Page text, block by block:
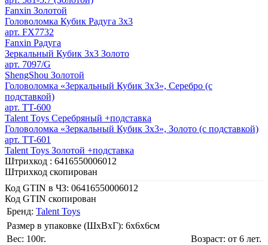
Fanxin Золотой
Головоломка Кубик Радуга 3х3
арт. FX7732
Fanxin Радуга
Зеркальный Кубик 3х3 Золото
арт. 7097/G
ShengShou Золотой
Головоломка «Зеркальный Кубик 3х3», Серебро (с
подставкой)
арт. TT-600
Talent Toys Серебряный +подставка
Головоломка «Зеркальный Кубик 3х3», Золото (с подставкой)
арт. TT-601
Talent Toys Золотой +подставка
Штрихкод : 6416550006012
Штрихкод скопирован
Код GTIN в ЧЗ: 06416550006012
Код GTIN скопирован
Бренд: Talent Toys
Размер в упаковке (ШхВxГ): 6х6х6cм
Вес: 100г.
Возраст: от 6 лет.